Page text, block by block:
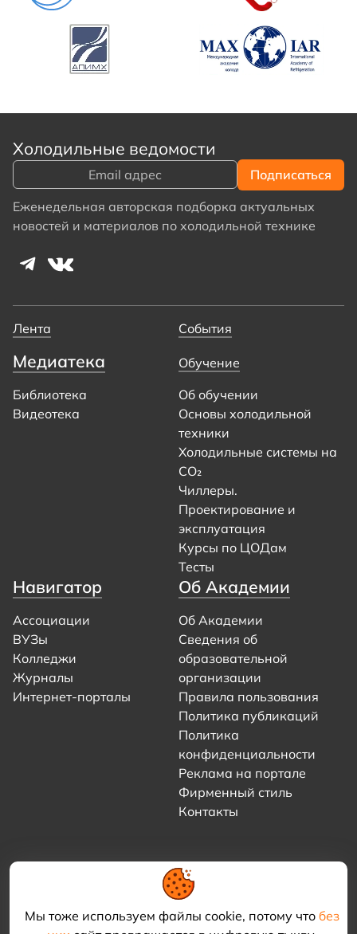
Мы тоже используем файлы cookie, потому что без
Холодильные ведомости
Еженедельная авторская подборка актуальных
новостей и материалов по холодильной технике
Лента События
Медиатека
Библиотека
Видеотека
Обучение
Об обучении
Основы холодильной
техники
Холодильные системы на
CO₂
Чиллеры.
Проектирование и
эксплуатация
Курсы по ЦОДам
Тесты
Навигатор
Ассоциации
ВУЗы
Колледжи
Журналы
Интернет-порталы
Об Академии
Об Академии
Сведения об
образовательной
организации
Правила пользования
Политика публикаций
Политика
конфиденциальности
Реклама на портале
Фирменный стиль
Контакты